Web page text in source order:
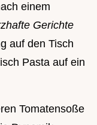
einem
Gerichte
auf den Tisch
Pasta auf ein
Tomatensoße